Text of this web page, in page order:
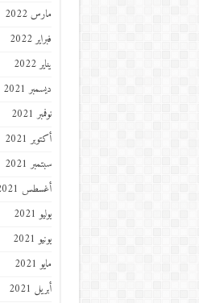
مارس 2022
فبراير 2022
يناير 2022
ديسمبر 2021
نوفمبر 2021
أكتوبر 2021
سبتمبر 2021
أغسطس 2021
يوليو 2021
يونيو 2021
مايو 2021
أبريل 2021